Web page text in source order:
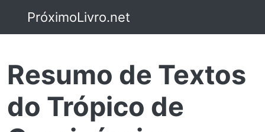
PróximoLivro.net
Resumo de Textos
do Trópico de